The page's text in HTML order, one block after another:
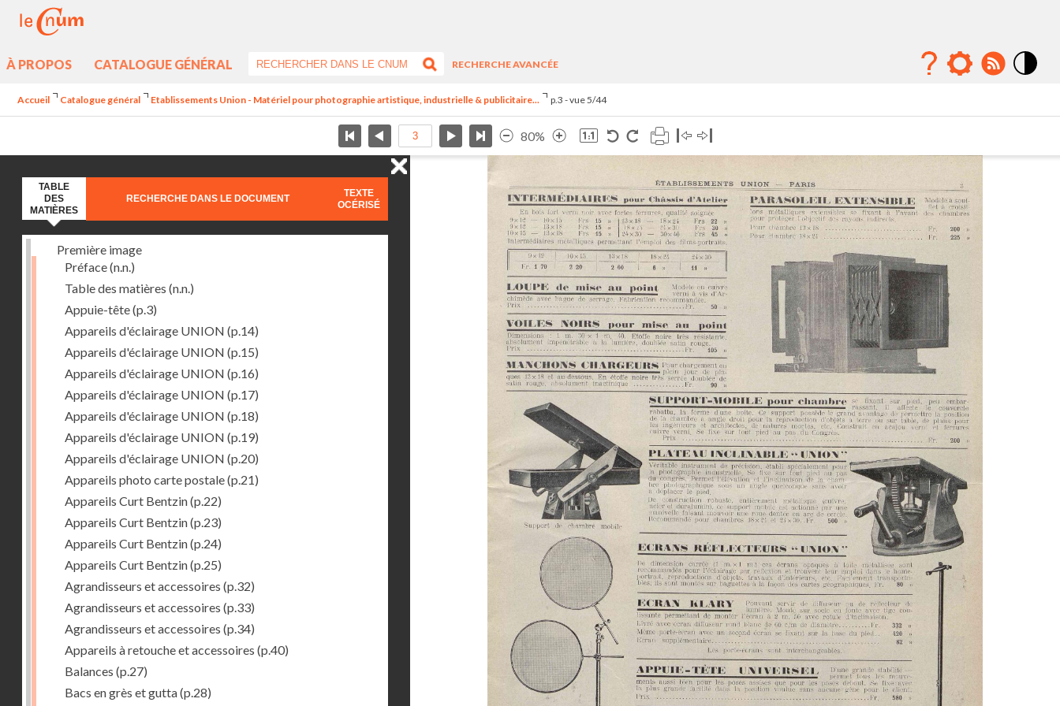
À PROPOS CATALOGUE GÉNÉRAL
RECHERCHE AVANCÉE
Accueil Catalogue général Etablissements Union - Matériel pour photographie artistique, industrielle & publicitaire... p.3 - vue 5/44
80%
TABLE
DES
MATIÈRES
RECHERCHE DANS LE DOCUMENT
TEXTE
OCÉRISÉ
Première image
Préface(n.n.)
Table des matières (n.n.)
Appuie-tête(p.3)
Appareils d'éclairage UNION (p.14)
Appareils d'éclairage UNION (p.15)
Appareils d'éclairage UNION (p.16)
Appareils d'éclairage UNION (p.17)
Appareils d'éclairage UNION (p.18)
Appareils d'éclairage UNION (p.19)
Appareils d'éclairage UNION (p.20)
Appareils photo carte postale(p.21)
Appareils Curt Bentzin(p.22)
Appareils Curt Bentzin(p.23)
Appareils Curt Bentzin(p.24)
Appareils Curt Bentzin(p.25)
Agrandisseurs et accessoires (p.32)
Agrandisseurs et accessoires (p.33)
Agrandisseurs et accessoires (p.34)
Appareils à retouche et accessoires (p.40)
Balances (p.27)
Bacs en grès et gutta(p.28)